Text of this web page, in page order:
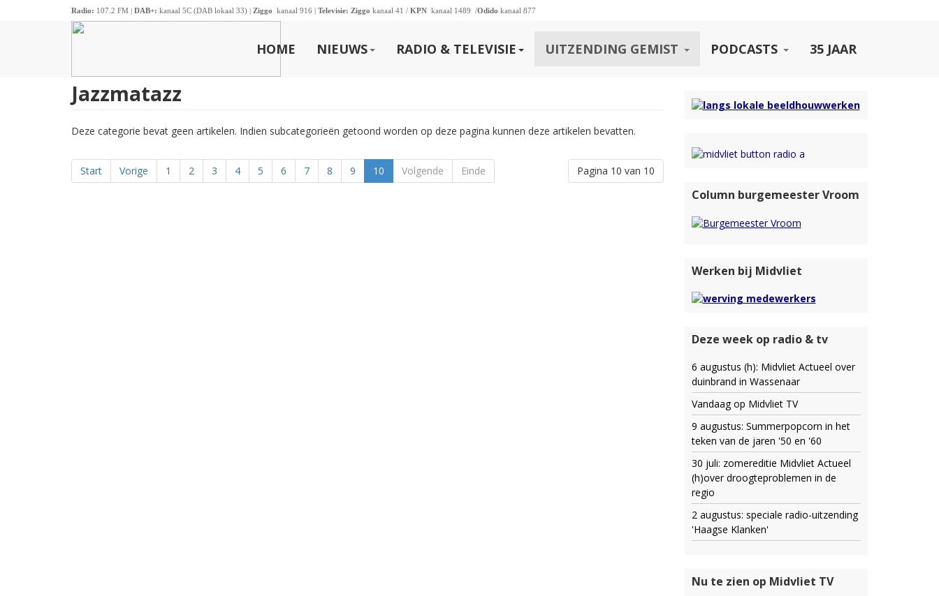
Radio: 107.2 FM | DAB+: kanaal 5C (DAB lokaal 33) | Ziggo kanaal 916 | Televisie: Ziggo kanaal 41 / KPN kanaal 1489 /Odido kanaal 877
HOME NIEUWS RADIO & TELEVISIE UITZENDING GEMIST PODCASTS 35 JAAR
Jazzmatazz
Deze categorie bevat geen artikelen. Indien subcategorieën getoond worden op deze pagina kunnen deze artikelen bevatten.
Pagina 10 van 10
Start Vorige 1 2 3 4 5 6 7 8 9 10 Volgende Einde
Column burgemeester Vroom
Werken bij Midvliet
Deze week op radio & tv
6 augustus (h): Midvliet Actueel over
duinbrand in Wassenaar
Vandaag op Midvliet TV
9 augustus: Summerpopcorn in het
teken van de jaren '50 en '60
30 juli: zomereditie Midvliet Actueel
(h)over droogteproblemen in de
regio
2 augustus: speciale radio-uitzending
'Haagse Klanken'
Nu te zien op Midvliet TV